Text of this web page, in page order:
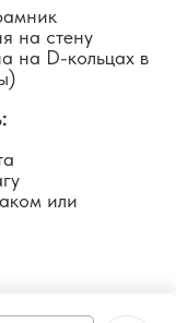
на стену
на D-кольцах в
или